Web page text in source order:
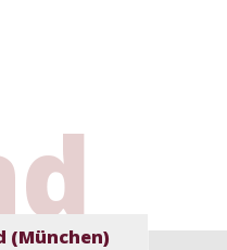
(München)